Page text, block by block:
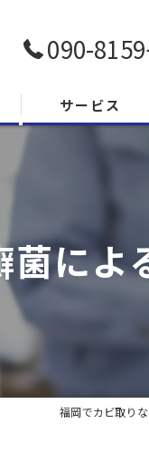
090-
サービス
に
福岡でカビ取り